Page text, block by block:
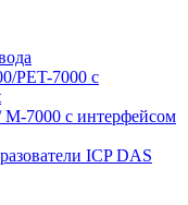
PET-7000 с
7000 с интерфейсом
ICP DAS